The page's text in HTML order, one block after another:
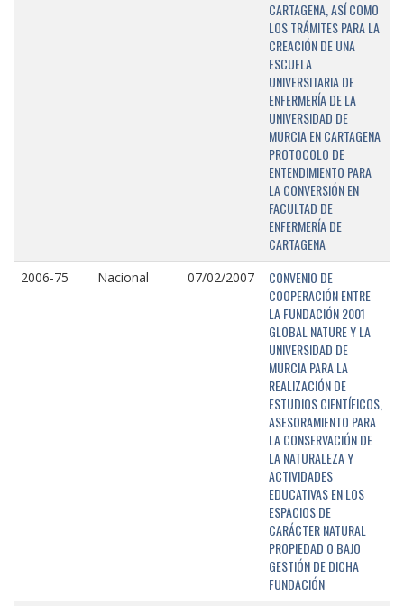
CARTAGENA, ASÍ COMO
LOS TRÁMITES PARA LA
CREACIÓN DE UNA
ESCUELA
UNIVERSITARIA DE
ENFERMERÍA DE LA
UNIVERSIDAD DE
MURCIA EN CARTAGENA
PROTOCOLO DE
ENTENDIMIENTO PARA
LA CONVERSIÓN EN
FACULTAD DE
ENFERMERÍA DE
CARTAGENA
2006-75 Nacional 07/02/2007
CONVENIO DE
COOPERACIÓN ENTRE
LA FUNDACIÓN 2001
GLOBAL NATURE Y LA
UNIVERSIDAD DE
MURCIA PARA LA
REALIZACIÓN DE
ESTUDIOS CIENTÍFICOS,
ASESORAMIENTO PARA
LA CONSERVACIÓN DE
LA NATURALEZA Y
ACTIVIDADES
EDUCATIVAS EN LOS
ESPACIOS DE
CARÁCTER NATURAL
PROPIEDAD O BAJO
GESTIÓN DE DICHA
FUNDACIÓN